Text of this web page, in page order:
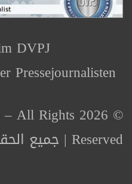
DVPJ
Pressejournalisten
– All Rights
Reserved | جميع الحقوق محفوظة